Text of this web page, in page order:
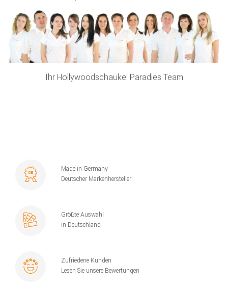
Ihr Hollywoodschaukel Paradies Team
Made in Germany
Deutscher Markenhersteller
Größte Auswahl
in Deutschland
Zufriedene Kunden
Lesen Sie unsere Bewertungen